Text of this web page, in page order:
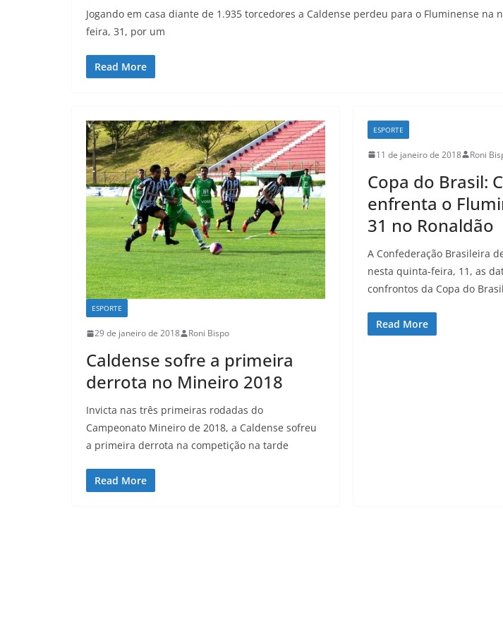
Jogando em casa diante de 1.935 torcedores a Caldense perdeu para o Fluminense na
feira, 31, por um
Read More
ESPORTE
29 de janeiro de 2018 Roni Bispo
Caldense sofre a primeira
derrota no Mineiro 2018
Invicta nas três primeiras rodadas do
Campeonato Mineiro de 2018, a Caldense sofreu
a primeira derrota na competição na tarde
Read More
ESPORTE
11 de janeiro de 2018 Roni
Copa do Brasil:
enfrenta o
31 no Ronaldão
A Confederação Brasileira
nesta quinta-feira, 11, as
confrontos da Copa do
Read More